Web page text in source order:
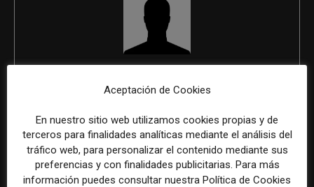
ÚLTIMOS ARTÍCULOS
Aceptación de Cookies
En nuestro sitio web utilizamos cookies propias y de
terceros para finalidades analíticas mediante el análisis del
tráfico web, para personalizar el contenido mediante sus
preferencias y con finalidades publicitarias. Para más
información puedes consultar nuestra Política de Cookies